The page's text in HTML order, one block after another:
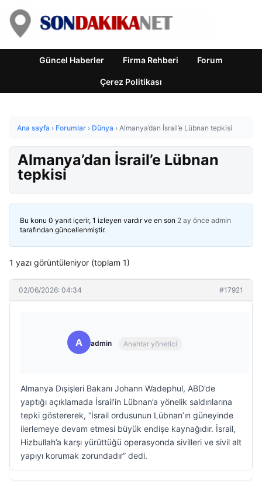
Güncel Haberler Firma Rehberi Forum
Çerez Politikası
Ana sayfa › Forumlar › Dünya › Almanya’dan İsrail’e Lübnan tepkisi
Almanya’dan İsrail’e Lübnan
tepkisi
Bu konu 0 yanıt içerir, 1 izleyen vardır ve en son 2 ay önce admin
tarafından güncellenmiştir.
1 yazı görüntüleniyor (toplam 1)
02/06/2026: 04:34 #17921
A admin Anahtar yönetici
Almanya Dışişleri Bakanı Johann Wadephul, ABD’de
yaptığı açıklamada İsrail’in Lübnan’a yönelik saldırılarına
tepki göstererek, “İsrail ordusunun Lübnan’ın güneyinde
ilerlemeye devam etmesi büyük endişe kaynağıdır. İsrail,
Hizbullah’a karşı yürüttüğü operasyonda sivilleri ve sivil alt
yapıyı korumak zorundadır” dedi.